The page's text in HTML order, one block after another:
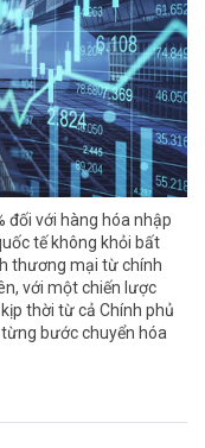
đối với hàng hóa nhập
tế không khỏi bất
thương mại từ chính
với một chiến lược
thời từ cả Chính phủ
bước chuyển hóa